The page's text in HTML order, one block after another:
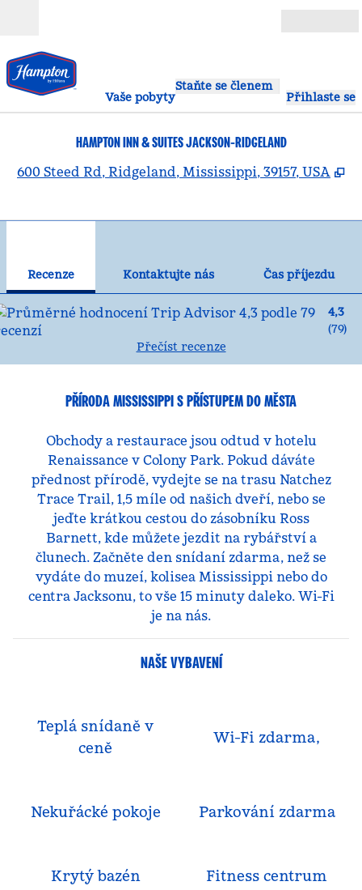
Vaše pobyty
Staňte se členem
Přihlaste se
HAMPTON INN & SUITES JACKSON-RIDGELAND
600 Steed Rd, Ridgeland, Mississippi, 39157, USA ,
Recenze Kontaktujte nás
Čas příjezdu
4,3
(79)
Přečíst recenze
PŘÍRODA MISSISSIPPI S PŘÍSTUPEM DO MĚSTA
Obchody a restaurace jsou odtud v hotelu
Renaissance v Colony Park. Pokud dáváte
přednost přírodě, vydejte se na trasu Natchez
Trace Trail, 1,5 míle od našich dveří, nebo se
jeďte krátkou cestou do zásobníku Ross
Barnett, kde můžete jezdit na rybářství a
člunech. Začněte den snídaní zdarma, než se
vydáte do muzeí, kolisea Mississippi nebo do
centra Jacksonu, to vše 15 minuty daleko. Wi-Fi
je na nás.
NAŠE VYBAVENÍ
Teplá snídaně v
ceně
Wi-Fi zdarma,
Nekuřácké pokoje Parkování zdarma
Krytý bazén Fitness centrum